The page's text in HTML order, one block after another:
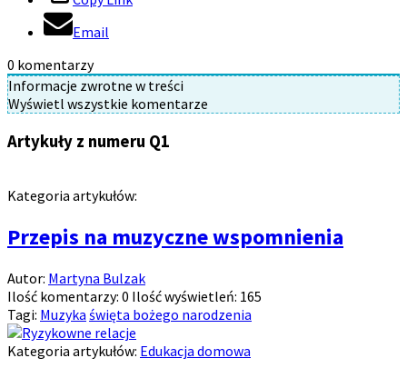
Email
0 komentarzy
Informacje zwrotne w treści
Wyświetl wszystkie komentarze
Artykuły z numeru Q1
Kategoria artykułów:
Przepis na muzyczne wspomnienia
Autor: Martyna Bulzak
Ilość komentarzy: 0 Ilość wyświetleń: 165
Tagi: Muzyka święta bożego narodzenia
Kategoria artykułów: Edukacja domowa